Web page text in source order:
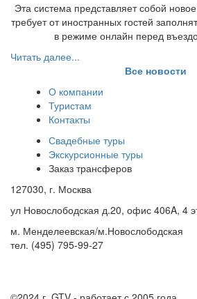
Эта система представляет собой
требует от иностранных гостей
в режиме онлайн перед
Читать далее...
Все новости
О компании
Туристам
Контакты
Свадебные туры
Экскурсионные туры
Заказ трансферов
127030, г. Москва
ул Новослободская д.20, офис 406A, 4
м. Менделеевская/м.Новослободская
тел. (495) 795-99-27